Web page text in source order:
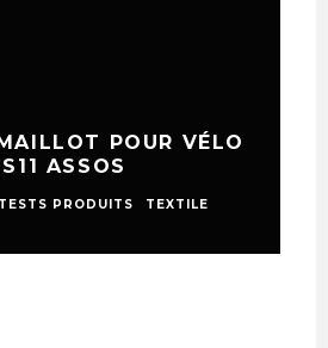
POUR VÉLO
ASSOS
PRODUITS TEXTILE